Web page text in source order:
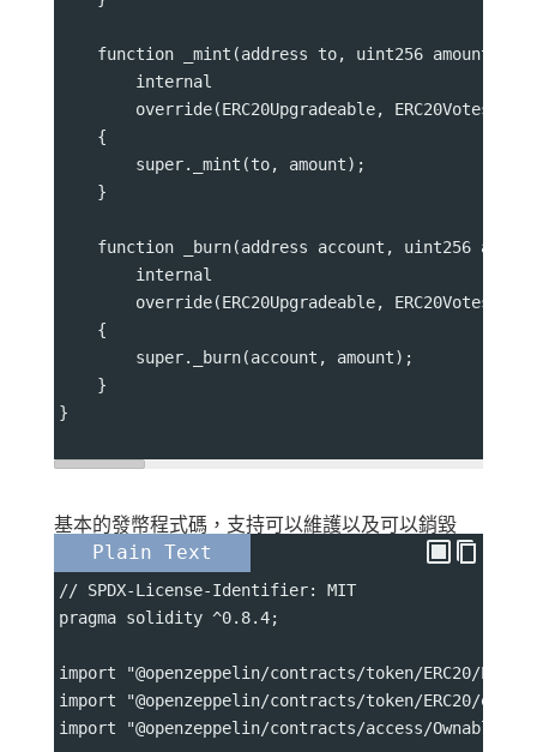
    function _mint(address to, uint256 amount)
        internal
override(ERC20Upgradeable,
    {
        super._mint(to, amount);
    }
function _burn(address account, uint256
        internal
override(ERC20Upgradeable,
    {
        super._burn(account, amount);
    }
}
基本的發幣程式碼，支持可以維護以及可以銷毀
Plain Text
// SPDX-License-Identifier: MIT
pragma solidity ^0.8.4;
import "@openzeppelin/contracts/token/ERC20/
import "@openzeppelin/contracts/token/ERC20/
import "@openzeppelin/contracts/access/